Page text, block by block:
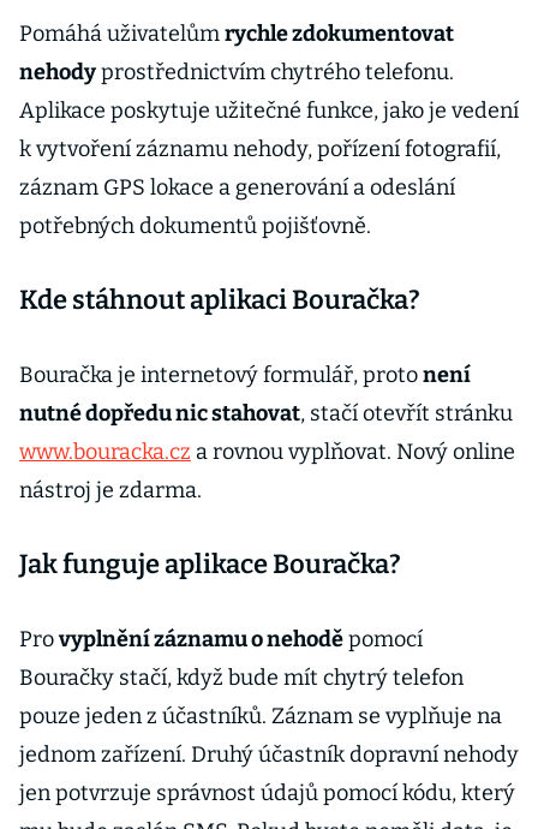
Pomáhá uživatelůmrychle zdokumentovat
nehodyprostřednictvím chytrého telefonu.
Aplikace poskytuje užitečné funkce, jako je vedení
k vytvoření záznamu nehody, pořízení fotografií,
záznam GPS lokace a generování a odeslání
potřebných dokumentů pojišťovně.
Kde stáhnout aplikaci Bouračka?
Bouračka je internetový formulář, protonení
nutné dopředu nic stahovat, stačí otevřít stránku
www.bouracka.cz a rovnou vyplňovat. Nový online
nástroj je zdarma.
Jak funguje aplikace Bouračka?
Provyplnění záznamu o nehoděpomocí
Bouračky stačí, když bude mít chytrý telefon
pouze jeden z účastníků. Záznam se vyplňuje na
jednom zařízení. Druhý účastník dopravní nehody
jen potvrzuje správnost údajů pomocí kódu, který